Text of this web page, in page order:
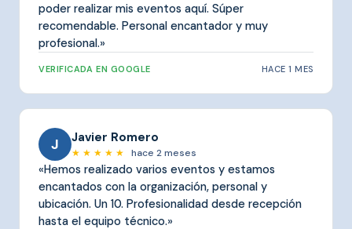
poder realizar mis eventos aquí. Súper
recomendable. Personal encantador y muy
profesional.»
VERIFICADA EN GOOGLE HACE 1 MES
J Javier Romero
★ ★ ★ ★ ★ hace 2 meses
«Hemos realizado varios eventos y estamos
encantados con la organización, personal y
ubicación. Un 10. Profesionalidad desde recepción
hasta el equipo técnico.»